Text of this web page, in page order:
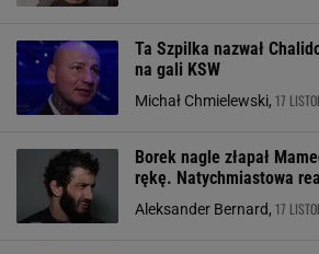
Ta Szpilka nazwał
na gali KSW
Michał Chmielewski, 17
Borek nagle złapał
rękę. Natychmiastowa
Aleksander Bernard, 17